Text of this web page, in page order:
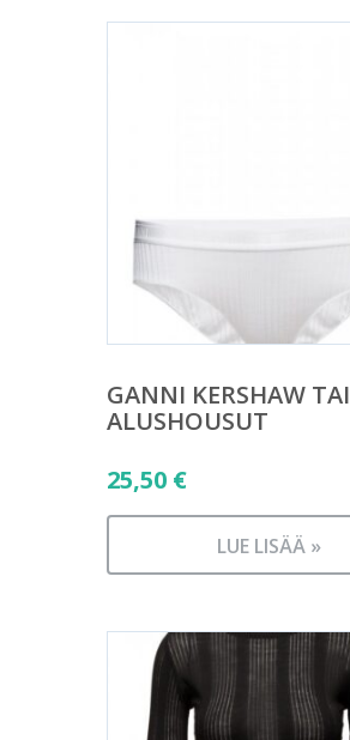
GANNI KERSHAW TAI
ALUSHOUSUT
25,50 €
LUE LISÄÄ »